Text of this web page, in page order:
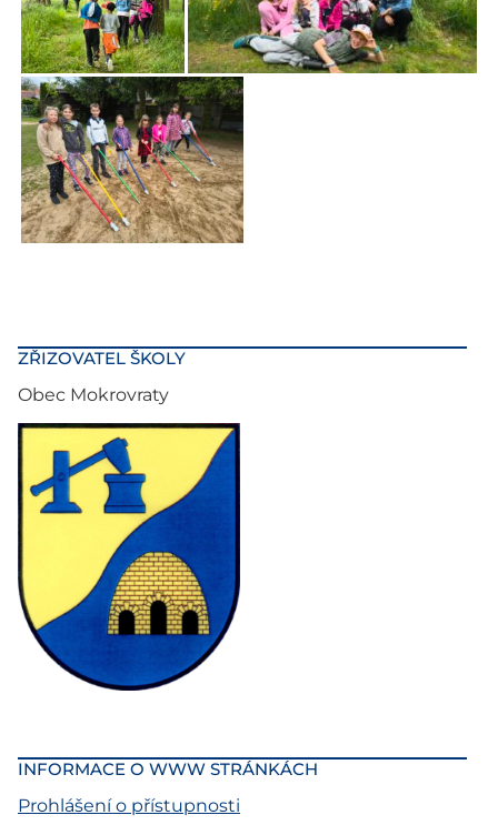
ZŘIZOVATEL ŠKOLY
Obec Mokrovraty
INFORMACE O WWW STRÁNKÁCH
Prohlášení o přístupnosti